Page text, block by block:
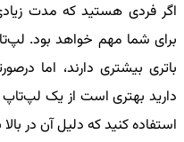
اگر فردی هستید که مدت
برای شما مهم خواهد بود.
باتری بیشتری دارند، اما
استفاده کنید که دلیل آن در